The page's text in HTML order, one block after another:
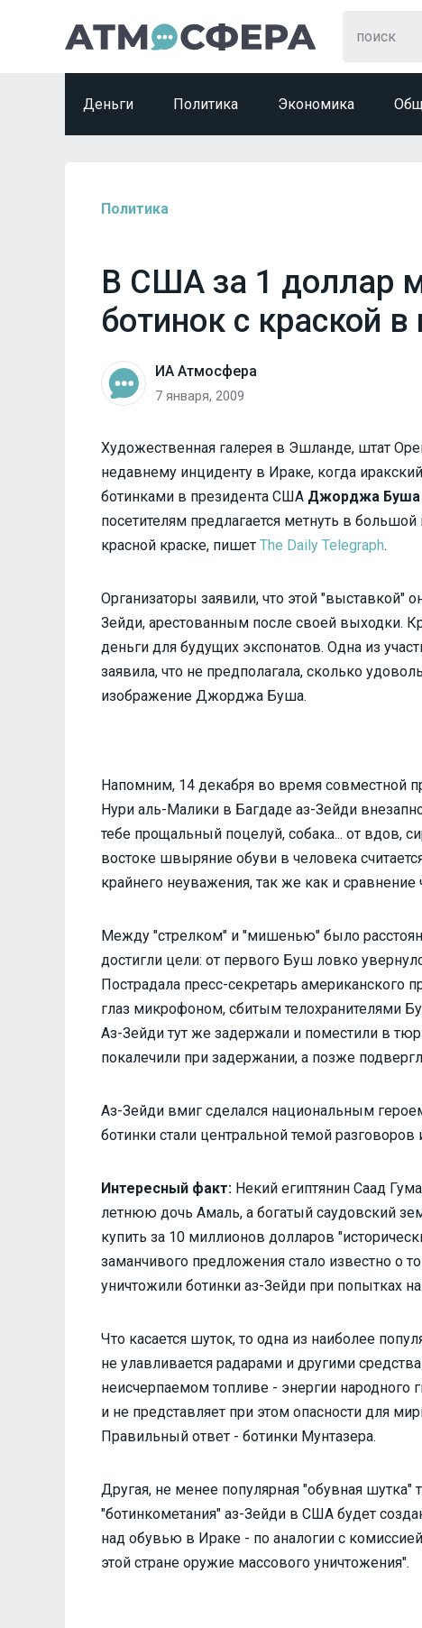
Деньги Политика Экономика
Политика
В США за 1 доллар
ботинок с краской
ИА Атмосфера
7 января, 2009
Художественная галерея в Эшланде, штат
недавнему инциденту в Ираке, когда
ботинками в президента США Джорджа Буша
посетителям предлагается метнуть в
красной краске, пишет The Daily Telegraph.
Организаторы заявили, что этой "выставкой"
Зейди, арестованным после своей выходки.
деньги для будущих экспонатов. Одна из
заявила, что не предполагала, сколько
изображение Джорджа Буша.
Напомним, 14 декабря во время совместной
Нури аль-Малики в Багдаде аз-Зейди
тебе прощальный поцелуй, собака... от вдов,
востоке швыряние обуви в человека
крайнего неуважения, так же как и сравнение
Между "стрелком" и "мишенью" было
достигли цели: от первого Буш ловко
Пострадала пресс-секретарь американского
глаз микрофоном, сбитым телохранителями
Аз-Зейди тут же задержали и поместили в
покалечили при задержании, а позже
Аз-Зейди вмиг сделался национальным
ботинки стали центральной темой
Интересный факт: Некий египтянин Саад
летнюю дочь Амаль, а богатый саудовский
купить за 10 миллионов долларов
заманчивого предложения стало известно о
уничтожили ботинки аз-Зейди при попытках
Что касается шуток, то одна из наиболее
не улавливается радарами и другими
неисчерпаемом топливе - энергии народного
и не представляет при этом опасности для
Правильный ответ - ботинки Мунтазера.
Другая, не менее популярная "обувная
"ботинкометания" аз-Зейди в США будет
над обувью в Ираке - по аналогии с
этой стране оружие массового уничтожения".